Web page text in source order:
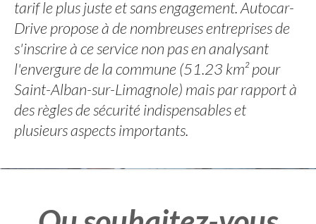
tarif le plus juste et sans engagement. Autocar-
Drive propose à de nombreuses entreprises de
s'inscrire à ce service non pas en analysant
l'envergure de la commune (51.23 km² pour
Saint-Alban-sur-Limagnole) mais par rapport à
des règles de sécurité indispensables et
plusieurs aspects importants.